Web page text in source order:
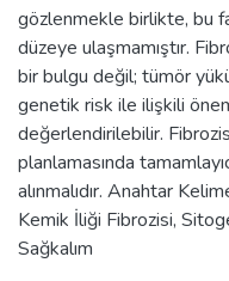
gözlenmekle birlikte, bu
düzeye ulaşmamıştır.
bir bulgu değil; tümör
genetik risk ile ilişkili
değerlendirilebilir.
planlamasında
alınmalıdır. Anahtar
Kemik İliği Fibrozisi,
Sağkalım